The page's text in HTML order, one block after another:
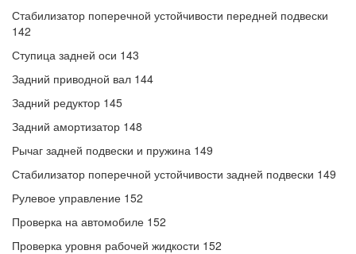
Стабилизатор поперечной устойчивости передней подвески
142
Ступица задней оси 143
Задний приводной вал 144
Задний редуктор 145
Задний амортизатор 148
Рычаг задней подвески и пружина 149
Стабилизатор поперечной устойчивости задней подвески 149
Рулевое управление 152
Проверка на автомобиле 152
Проверка уровня рабочей жидкости 152